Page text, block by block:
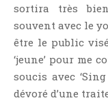
LGBT
Light Novel
Littérature Belge
Littérature Classique
sortira très
souvent avec le
être le public
‘jeune’ pour me
soucis avec
dévoré d’une